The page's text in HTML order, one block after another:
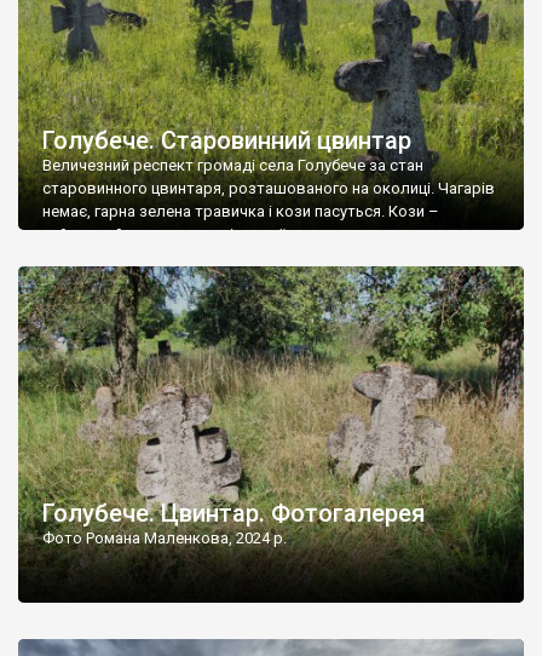
Голубече. Старовинний цвинтар
Величезний респект громаді села Голубече за стан
старовинного цвинтаря, розташованого на околиці. Чагарів
немає, гарна зелена травичка і кози пасуться. Кози –
найкращий регулятор шкідливої, для старих кладовищ,
бруньками, кози ті бруньки обгризають, бо то улюблений
делікатес. На цвинтарі у Голубечому ціла колекція
різноманітних форм хрестів. Село відносно невелике, […]
Голубече. Цвинтар. Фотогалерея
Фото Романа Маленкова, 2024 р.